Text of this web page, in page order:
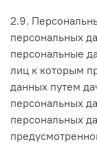
2.9.
персональных
персональные
лиц к которым
данных путем
персональных
персональных